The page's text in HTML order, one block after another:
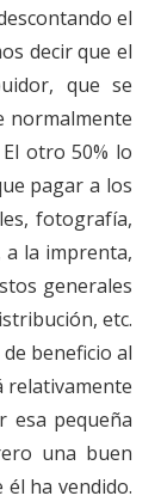
el
decir que el
que se
normalmente
otro 50% lo
pagar a los
fotografía,
la imprenta,
generales
etc.
beneficio al
relativamente
esa pequeña
una buen
ha vendido.